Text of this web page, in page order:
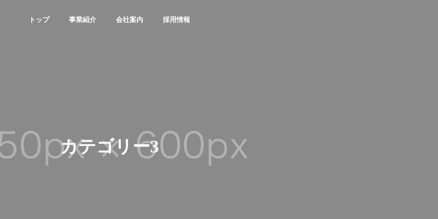
トップ 事業紹介 会社案内 採用情報
カテゴリー3